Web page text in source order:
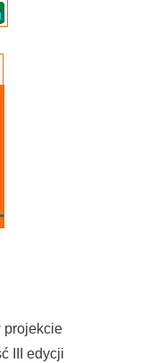
projekcie
III edycji